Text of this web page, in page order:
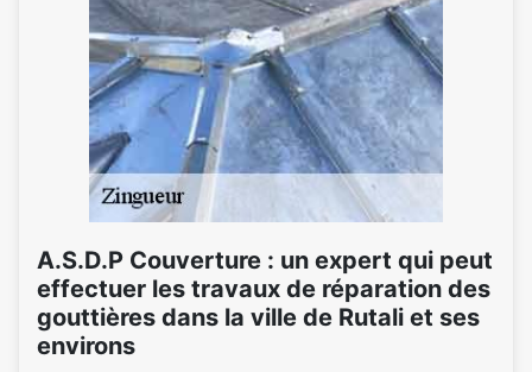
A.S.D.P Couverture : un expert qui peut
effectuer les travaux de réparation des
gouttières dans la ville de Rutali et ses
environs